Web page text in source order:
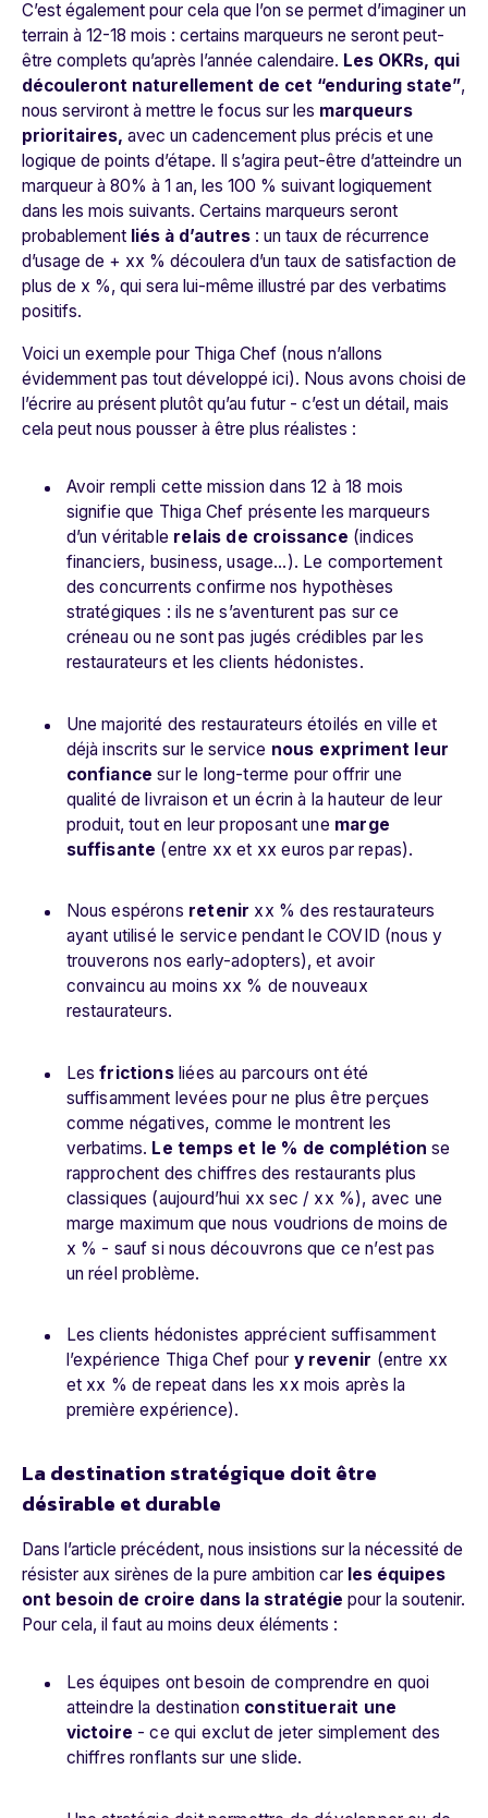
C’est également pour cela que l’on se permet d’imaginer un
terrain à 12-18 mois : certains marqueurs ne seront peut-
être complets qu’après l’année calendaire. Les OKRs, qui
découleront naturellement de cet “enduring state”,
nous serviront à mettre le focus sur les marqueurs
prioritaires, avec un cadencement plus précis et une
logique de points d’étape. Il s’agira peut-être d’atteindre un
marqueur à 80% à 1 an, les 100 % suivant logiquement
dans les mois suivants. Certains marqueurs seront
probablement liés à d’autres : un taux de récurrence
d’usage de + xx % découlera d’un taux de satisfaction de
plus de x %, qui sera lui-même illustré par des verbatims
positifs.
Voici un exemple pour Thiga Chef (nous n’allons
évidemment pas tout développé ici). Nous avons choisi de
l’écrire au présent plutôt qu’au futur - c’est un détail, mais
cela peut nous pousser à être plus réalistes :
Avoir rempli cette mission dans 12 à 18 mois
signifie que Thiga Chef présente les marqueurs
d’un véritable relais de croissance (indices
financiers, business, usage…). Le comportement
des concurrents confirme nos hypothèses
stratégiques : ils ne s’aventurent pas sur ce
créneau ou ne sont pas jugés crédibles par les
restaurateurs et les clients hédonistes.
Une majorité des restaurateurs étoilés en ville et
déjà inscrits sur le service nous expriment leur
confiance sur le long-terme pour offrir une
qualité de livraison et un écrin à la hauteur de leur
produit, tout en leur proposant une marge
suffisante (entre xx et xx euros par repas).
Nous espérons retenir xx % des restaurateurs
ayant utilisé le service pendant le COVID (nous y
trouverons nos early-adopters), et avoir
convaincu au moins xx % de nouveaux
restaurateurs.
Lesfrictionsliées au parcours ont été
suffisamment levées pour ne plus être perçues
comme négatives, comme le montrent les
verbatims. Le temps et le % de complétion se
rapprochent des chiffres des restaurants plus
classiques (aujourd’hui xx sec / xx %), avec une
marge maximum que nous voudrions de moins de
x % - sauf si nous découvrons que ce n’est pas
un réel problème.
Les clients hédonistes apprécient suffisamment
l’expérience Thiga Chef pour y revenir (entre xx
et xx % de repeat dans les xx mois après la
première expérience).
La destination stratégique doit être
désirable et durable
Dans l’article précédent, nous insistions sur la nécessité de
résister aux sirènes de la pure ambition car les équipes
ont besoin de croire dans la stratégie pour la soutenir.
Pour cela, il faut au moins deux éléments :
Les équipes ont besoin de comprendre en quoi
atteindre la destination constituerait une
victoire - ce qui exclut de jeter simplement des
chiffres ronflants sur une slide.